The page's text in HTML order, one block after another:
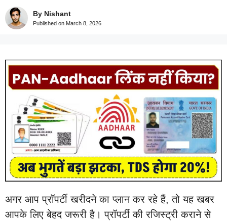
By Nishant
Published on March 8, 2026
अगर आप प्रॉपर्टी खरीदने का प्‍लान कर रहे हैं, तो यह खबर
आपके लिए बेहद जरूरी है। प्रॉपर्टी की रजिस्ट्री कराने से